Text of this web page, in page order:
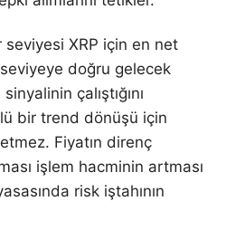
seviyesi XRP için en net
doğru gelecek
çalıştığını
bir trend dönüşü için
Fiyatın direnç
işlem hacminin artması
risk iştahının